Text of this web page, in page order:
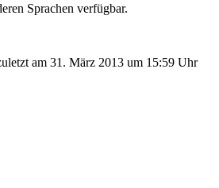
Sprachen verfügbar.
am 31. März 2013 um 15:59 Uhr